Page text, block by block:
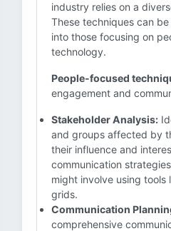
industry relies on a
These techniques can
into those focusing on
technology.
People-focused
engagement and
Stakeholder Analysis:
and groups affected by
their influence and
communication
might involve using tools
grids.
Communication
comprehensive